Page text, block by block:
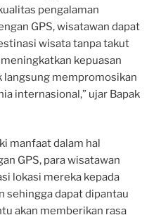
pengalaman
GPS, wisatawan dapat
wisata tanpa takut
kepuasan
langsung mempromosikan
internasional,” ujar Bapak
manfaat dalam hal
GPS, para wisatawan
lokasi mereka kepada
sehingga dapat dipantau
akan memberikan rasa